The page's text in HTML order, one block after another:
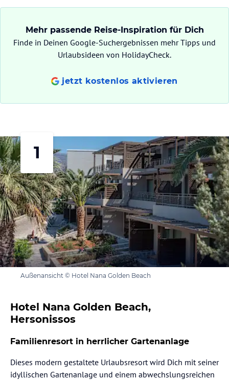
Mehr passende Reise-Inspiration für Dich
Finde in Deinen Google-Suchergebnissen mehr Tipps und
Urlaubsideen von HolidayCheck.
jetzt kostenlos aktivieren
1
Außenansicht © Hotel Nana Golden Beach
Hotel Nana Golden Beach,
Hersonissos
Familienresort in herrlicher Gartenanlage
Dieses modern gestaltete Urlaubsresort wird Dich mit seiner
idyllischen Gartenanlage und einem abwechslungsreichen